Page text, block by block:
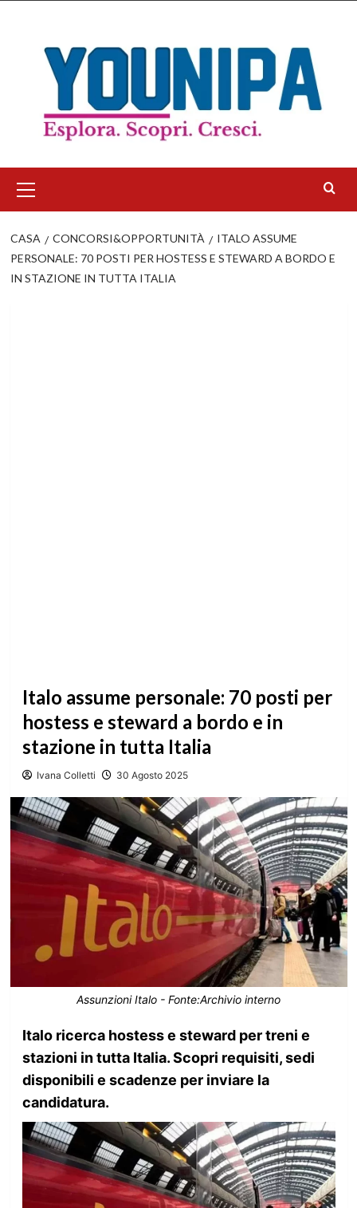
contenuto
principale
CASA CONCORSI&OPPORTUNITÀ
ITALO ASSUME
PERSONALE: 70 POSTI PER HOSTESS E STEWARD A BORDO E
IN STAZIONE IN TUTTA ITALIA
Italo assume personale: 70 posti per
hostess e steward a bordo e in
stazione in tutta Italia
Ivana Colletti 30 Agosto 2025
Assunzioni Italo - Fonte:Archivio interno
Italo ricerca hostess e steward per treni e
stazioni in tutta Italia. Scopri requisiti, sedi
disponibili e scadenze per inviare la
candidatura.